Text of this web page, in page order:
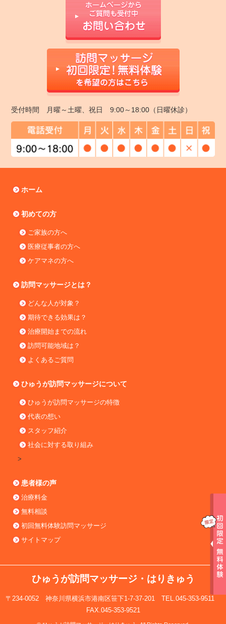
受付時間 月曜～土曜、祝日 9:00～18:00（日曜休診）
ホーム
初めての方
ご家族の方へ
医療従事者の方へ
ケアマネの方へ
訪問マッサージとは？
どんな人が対象？
期待できる効果は？
治療開始までの流れ
訪問可能地域は？
よくあるご質問
ひゅうが訪問マッサージについて
ひゅうが訪問マッサージの特徴
代表の想い
スタッフ紹介
社会に対する取り組み
>
患者様の声
治療料金
無料相談
初回無料体験訪問マッサージ
サイトマップ
ひゅうが訪問マッサージ・はりきゅう
〒234-0052 神奈川県横浜市港南区笹下1-7-37-201 TEL.045-353-9511
FAX.045-353-9521